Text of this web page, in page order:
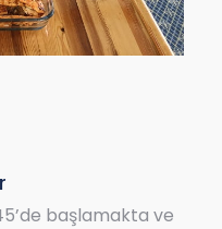
ile 14:00 arası